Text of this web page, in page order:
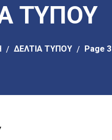
ΤΥΠΟΥ
ΔΕΛΤΙΑ ΤΥΠΟΥ Page 3